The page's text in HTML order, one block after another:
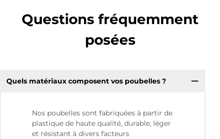
Questions fréquemment
posées
Quels matériaux composent vos poubelles ?
Nos poubelles sont fabriquées à partir de
plastique de haute qualité, durable, léger
et résistant à divers facteurs